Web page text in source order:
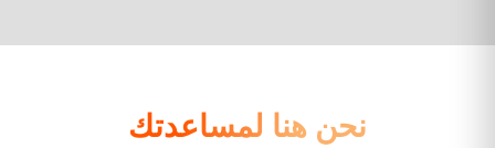
نحن هنا لمساعدتك